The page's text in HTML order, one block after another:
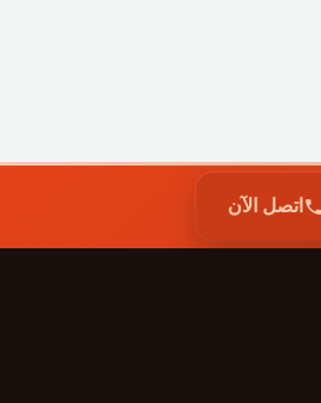
اتصل الآن